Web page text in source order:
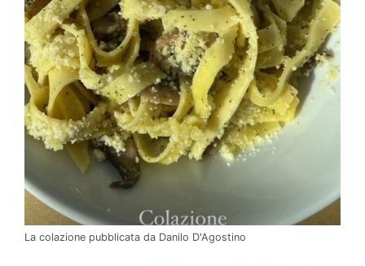
La colazione pubblicata da Danilo D'Agostino